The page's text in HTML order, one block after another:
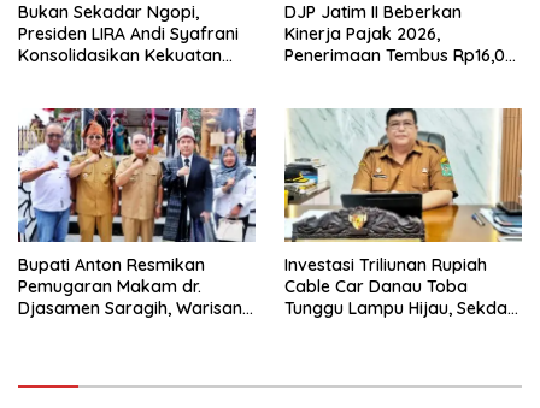
Bukan Sekadar Ngopi,
Presiden LIRA Andi Syafrani
Konsolidasikan Kekuatan
DJP Jatim II Beberkan
Kinerja Pajak 2026,
Penerimaan Tembus Rp16,08
Bupati Anton Resmikan
Pemugaran Makam dr.
Djasamen Saragih, Warisan
Investasi Triliunan Rupiah
Cable Car Danau Toba
Tunggu Lampu Hijau, Sekda